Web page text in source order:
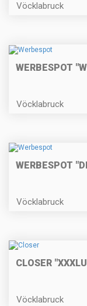
Vöcklabruck
WERBESPOT
Vöcklabruck
WERBESPOT
Vöcklabruck
CLOSER
Vöcklabruck